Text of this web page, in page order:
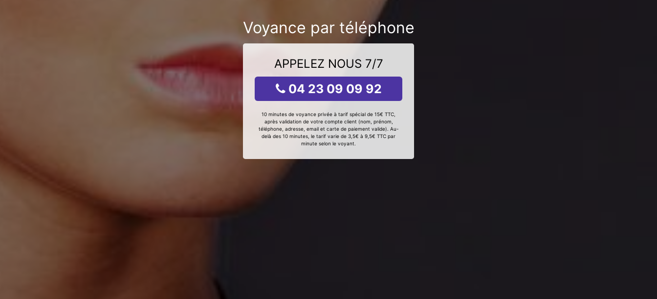
Voyance par téléphone
APPELEZ NOUS 7/7
04 23 09 09 92
10 minutes de voyance privée à tarif spécial de 15€ TTC,
après validation de votre compte client (nom, prénom,
téléphone, adresse, email et carte de paiement valide). Au-
delà des 10 minutes, le tarif varie de 3,5€ à 9,5€ TTC par
minute selon le voyant.